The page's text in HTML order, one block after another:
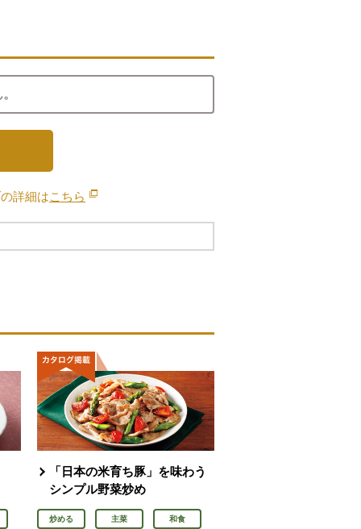
詳細はこちら 別のウィンドウで開きます。
「日本の米育ち豚」を味わう
シンプル野菜炒め
炒める 主菜 和食